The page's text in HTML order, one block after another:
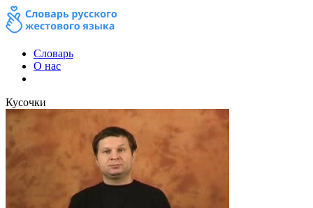
Словарь
О нас
Кусочки